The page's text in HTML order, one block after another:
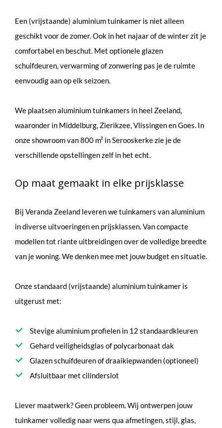
Een (vrijstaande) aluminium tuinkamer is niet alleen
geschikt voor de zomer. Ook in het najaar of de winter zit je
comfortabel en beschut. Met optionele glazen
schuifdeuren, verwarming of zonwering pas je de ruimte
eenvoudig aan op elk seizoen.
We plaatsen aluminium tuinkamers in heel Zeeland,
waaronder in Middelburg, Zierikzee, Vlissingen en Goes. In
onze showroom van 800 m² in Serooskerke zie je de
verschillende opstellingen zelf in het echt.
Op maat gemaakt in elke prijsklasse
Bij Veranda Zeeland leveren we tuinkamers van aluminium
in diverse uitvoeringen en prijsklassen. Van compacte
modellen tot riante uitbreidingen over de volledige breedte
van je woning. We denken mee met jouw budget en situatie.
Onze standaard (vrijstaande) aluminium tuinkamer is
uitgerust met:
Stevige aluminium profielen in 12 standaardkleuren
Gehard veiligheidsglas of polycarbonaat dak
Glazen schuifdeuren of draaikiepwanden (optioneel)
Afsluitbaar met cilinderslot
Liever maatwerk? Geen probleem. Wij ontwerpen jouw
tuinkamer volledig naar wens qua afmetingen, stijl, glas,